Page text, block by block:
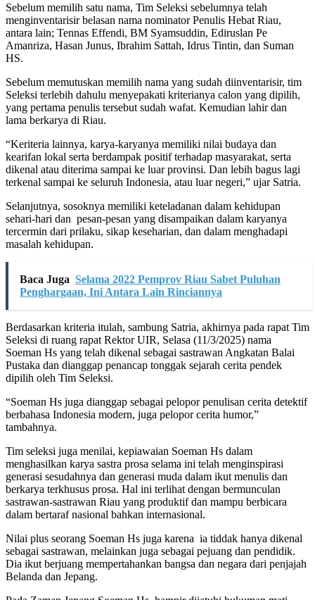
Sebelum memilih satu nama, Tim Seleksi sebelumnya telah
menginventarisir belasan nama nominator Penulis Hebat Riau,
antara lain; Tennas Effendi, BM Syamsuddin, Ediruslan Pe
Amanriza, Hasan Junus, Ibrahim Sattah, Idrus Tintin, dan Suman
HS.
Sebelum memutuskan memilih nama yang sudah diinventarisir, tim
Seleksi terlebih dahulu menyepakati kriterianya calon yang dipilih,
yang pertama penulis tersebut sudah wafat. Kemudian lahir dan
lama berkarya di Riau.
“Keriteria lainnya, karya-karyanya memiliki nilai budaya dan
kearifan lokal serta berdampak positif terhadap masyarakat, serta
dikenal atau diterima sampai ke luar provinsi. Dan lebih bagus lagi
terkenal sampai ke seluruh Indonesia, atau luar negeri,” ujar Satria.
Selanjutnya, sosoknya memiliki keteladanan dalam kehidupan
sehari-hari dan pesan-pesan yang disampaikan dalam karyanya
tercermin dari prilaku, sikap keseharian, dan dalam menghadapi
masalah kehidupan.
Baca Juga Selama 2022 Pemprov Riau Sabet Puluhan
Penghargaan, Ini Antara Lain Rinciannya
Berdasarkan kriteria itulah, sambung Satria, akhirnya pada rapat Tim
Seleksi di ruang rapat Rektor UIR, Selasa (11/3/2025) nama
Soeman Hs yang telah dikenal sebagai sastrawan Angkatan Balai
Pustaka dan dianggap penancap tonggak sejarah cerita pendek
dipilih oleh Tim Seleksi.
“Soeman Hs juga dianggap sebagai pelopor penulisan cerita detektif
berbahasa Indonesia modern, juga pelopor cerita humor,”
tambahnya.
Tim seleksi juga menilai, kepiawaian Soeman Hs dalam
menghasilkan karya sastra prosa selama ini telah menginspirasi
generasi sesudahnya dan generasi muda dalam ikut menulis dan
berkarya terkhusus prosa. Hal ini terlihat dengan bermunculan
sastrawan-sastrawan Riau yang produktif dan mampu berbicara
dalam bertaraf nasional bahkan internasional.
Nilai plus seorang Soeman Hs juga karena ia tiddak hanya dikenal
sebagai sastrawan, melainkan juga sebagai pejuang dan pendidik.
Dia ikut berjuang mempertahankan bangsa dan negara dari penjajah
Belanda dan Jepang.